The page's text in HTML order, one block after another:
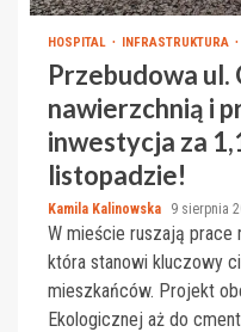
HOSPITAL INFRASTRUKTURA
Przebudowa ul.
nawierzchnią i
inwestycja za
listopadzie!
Kamila Kalinowska 9 sierpnia
W mieście ruszają prace
która stanowi kluczowy
mieszkańców. Projekt
Ekologicznej aż do